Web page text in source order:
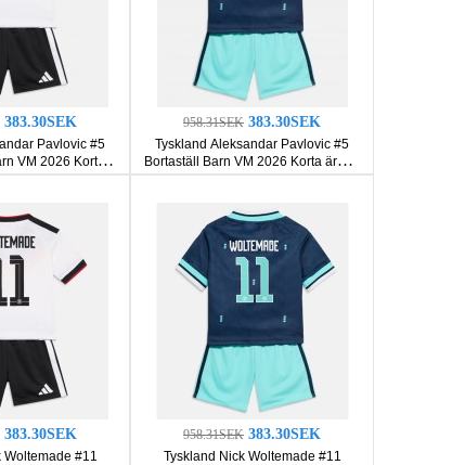
383.30SEK
Pavlovic #5
VM 2026 Korta
byxor)
958.31SEK 383.30SEK
Tyskland Aleksandar Pavlovic #5
Bortaställ Barn VM 2026 Korta ärmar
(+ Korta byxor)
383.30SEK
Woltemade #11
958.31SEK 383.30SEK
Tyskland Nick Woltemade #11